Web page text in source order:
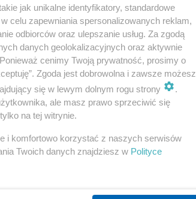
Nawrockiego. Kim jest
jak unikalne identyfikatory, standardowe
celu zapewniania spersonalizowanych reklam,
odbiorców oraz ulepszanie usług. Za zgodą
danych geolokalizacyjnych oraz aktywnie
cenimy Twoją prywatność, prosimy o
Zgoda jest dobrowolna i zawsze możesz
się w lewym dolnym rogu strony
.
ale masz prawo sprzeciwić się
na tej witrynie.
i komfortowo korzystać z naszych serwisów
Twoich danych znajdziesz w Polityce